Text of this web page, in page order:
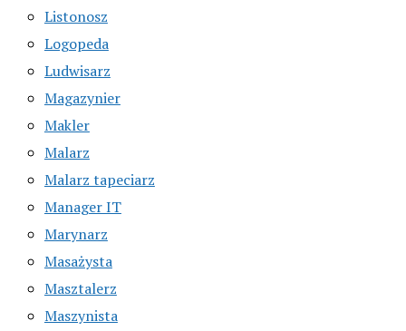
Listonosz
Logopeda
Ludwisarz
Magazynier
Makler
Malarz
Malarz tapeciarz
Manager IT
Marynarz
Masażysta
Masztalerz
Maszynista